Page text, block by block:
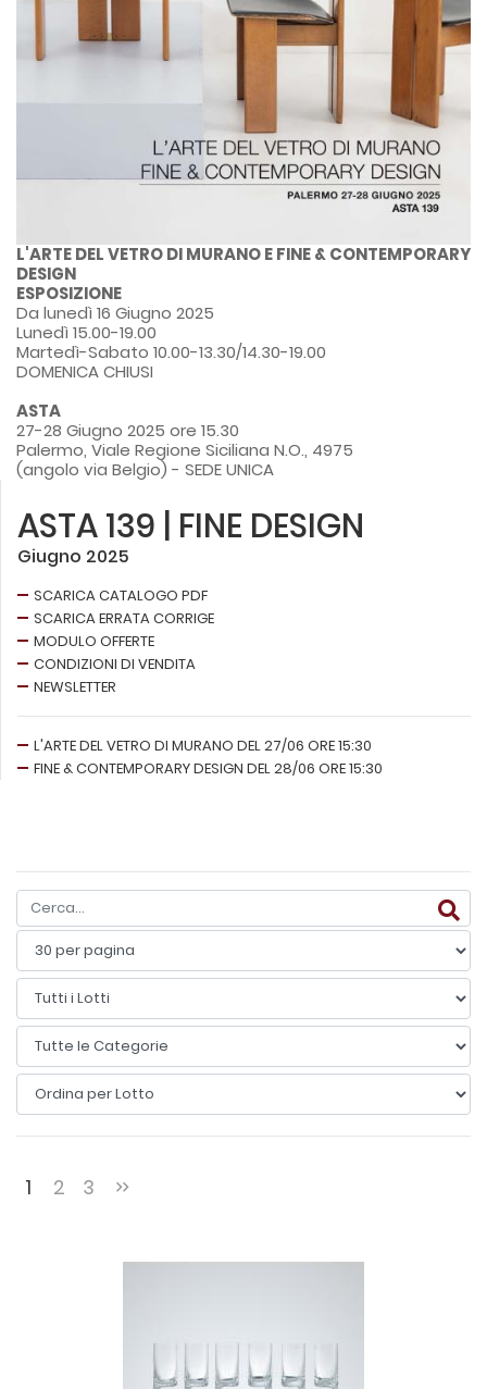
L'ARTE DEL VETRO DI MURANO E FINE & CONTEMPORARY
DESIGN
ESPOSIZIONE
Da lunedì 16 Giugno 2025
Lunedì 15.00-19.00
Martedì-Sabato 10.00-13.30/14.30-19.00
DOMENICA CHIUSI
ASTA
27-28 Giugno 2025 ore 15.30
Palermo, Viale Regione Siciliana N.O., 4975
(angolo via Belgio) - SEDE UNICA
ASTA 139 | FINE DESIGN
Giugno 2025
SCARICA CATALOGO PDF
SCARICA ERRATA CORRIGE
MODULO OFFERTE
CONDIZIONI DI VENDITA
NEWSLETTER
L'ARTE DEL VETRO DI MURANO DEL 27/06 ORE 15:30
FINE & CONTEMPORARY DESIGN DEL 28/06 ORE 15:30
1 2 3